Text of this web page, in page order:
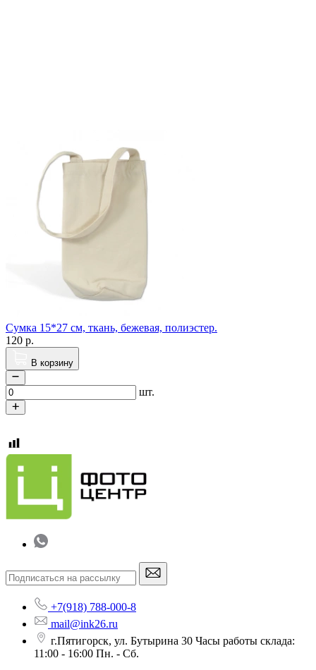
Сумка 15*27 см, ткань, бежевая, полиэстер.
120 р.
В корзину
шт.
+7(918) 788-000-8
mail@ink26.ru
г.Пятигорск, ул. Бутырина 30 Часы работы склада:
11:00 - 16:00 Пн. - Сб.